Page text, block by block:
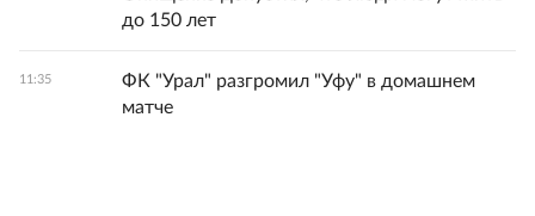
до 150 лет
11:35
ФК "Урал" разгромил "Уфу" в домашнем
матче